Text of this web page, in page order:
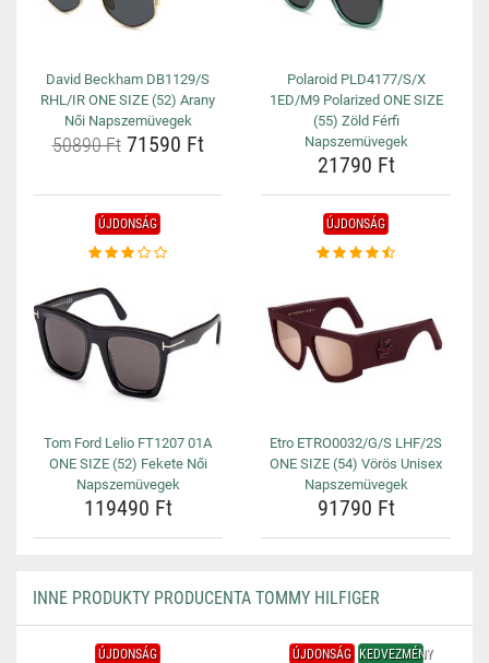
David Beckham DB1129/S
RHL/IR ONE SIZE (52) Arany
Női Napszemüvegek
50890 Ft71590 Ft
Polaroid PLD4177/S/X
1ED/M9 Polarized ONE SIZE
(55) Zöld Férfi
Napszemüvegek
21790 Ft
ÚJDONSÁG
Tom Ford Lelio FT1207 01A
ONE SIZE (52) Fekete Női
Napszemüvegek
119490 Ft
ÚJDONSÁG
Etro ETRO0032/G/S LHF/2S
ONE SIZE (54) Vörös Unisex
Napszemüvegek
91790 Ft
INNE PRODUKTY PRODUCENTA TOMMY HILFIGER
ÚJDONSÁG ÚJDONSÁG KEDVEZMÉNY